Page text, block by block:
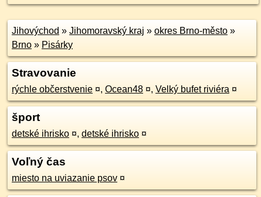
Jihovýchod » Jihomoravský kraj » okres Brno-město »
Brno » Pisárky
Stravovanie
rýchle občerstvenie ¤, Ocean48 ¤, Velký bufet riviéra ¤
šport
detské ihrisko ¤, detské ihrisko ¤
Voľný čas
miesto na uviazanie psov ¤